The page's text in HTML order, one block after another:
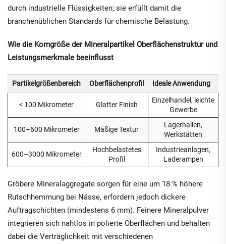
durch industrielle Flüssigkeiten; sie erfüllt damit die
branchenüblichen Standards für chemische Belastung.
Wie die Korngröße der Mineralpartikel Oberflächenstruktur und
Leistungsmerkmale beeinflusst
Partikelgrößenbereich Oberflächenprofil Ideale Anwendung
< 100 Mikrometer Glatter Finish
Einzelhandel, leichte
Gewerbe
100–600 Mikrometer Mäßige Textur
Lagerhallen,
Werkstätten
600–3000 Mikrometer
Hochbelastetes
Profil
Industrieanlagen,
Laderampen
Gröbere Mineralaggregate sorgen für eine um 18 % höhere
Rutschhemmung bei Nässe, erfordern jedoch dickere
Auftragschichten (mindestens 6 mm). Feinere Mineralpulver
integrieren sich nahtlos in polierte Oberflächen und behalten
dabei die Verträglichkeit mit verschiedenen